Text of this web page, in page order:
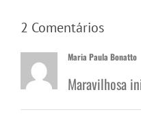
2 Comentários
Maria Paula Bonatto
Maravilhosa